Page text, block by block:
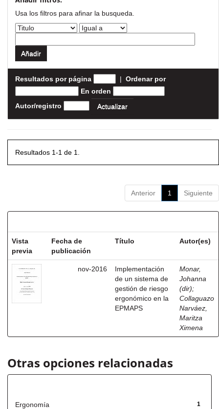
Usa los filtros para afinar la busqueda.
Resultados por página | Ordenar por
En orden
Autor/registro
Resultados 1-1 de 1.
Anterior 1 Siguiente
Vista
previa
Fecha de
publicación
Título Autor(es)
nov-2016
Implementación
de un sistema de
gestión de riesgo
ergonómico en la
EPMAPS
Monar,
Johanna
(dir);
Collaguazo
Narváez,
Maritza
Ximena
Otras opciones relacionadas
1
Ergonomía